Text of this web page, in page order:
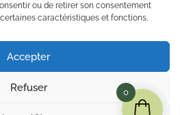
ou de retirer son consentement
caractéristiques et fonctions.
Accepter
Refuser
légales
0